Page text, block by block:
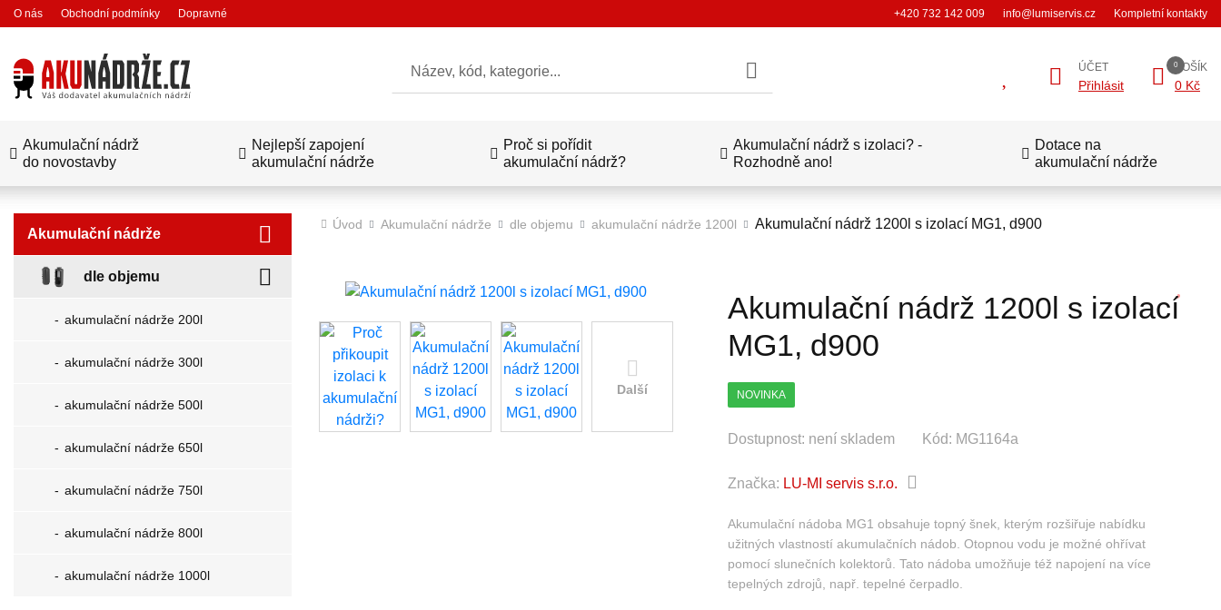
O nás Obchodní podmínky Dopravné +420 732 142 009 info@lumiservis.cz Kompletní kontakty
ÚČET
Přihlásit
KOŠÍK
0 Kč
Akumulační nádrž
do novostavby
Nejlepší zapojení
akumulační nádrže
Proč si pořídit
akumulační nádrž?
Akumulační nádrž s izolaci? -
Rozhodně ano!
Dotace na
akumulační nádrže
Akumulační nádrže
dle objemu
akumulační nádrže 200l
akumulační nádrže 300l
akumulační nádrže 500l
akumulační nádrže 650l
akumulační nádrže 750l
akumulační nádrže 800l
akumulační nádrže 1000l
Úvod Akumulační nádrže dle objemu akumulační nádrže 1200l Akumulační nádrž 1200l s izolací MG1, d900
Další
Akumulační nádrž 1200l s izolací
MG1, d900
NOVINKA
Dostupnost: není skladem Kód: MG1164a
Značka: LU-MI servis s.r.o.
Akumulační nádoba MG1 obsahuje topný šnek, kterým rozšiřuje nabídku
užitných vlastností akumulačních nádob. Otopnou vodu je možné ohřívat
pomocí slunečních kolektorů. Tato nádoba umožňuje též napojení na více
tepelných zdrojů, např. tepelné čerpadlo.